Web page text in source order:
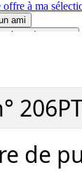
à ma
ami
de partage
le lieu de travail
de